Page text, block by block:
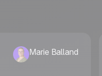
Marie Balland